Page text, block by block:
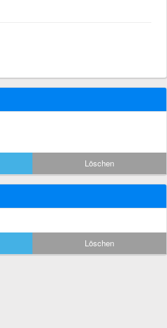
Löschen
Löschen